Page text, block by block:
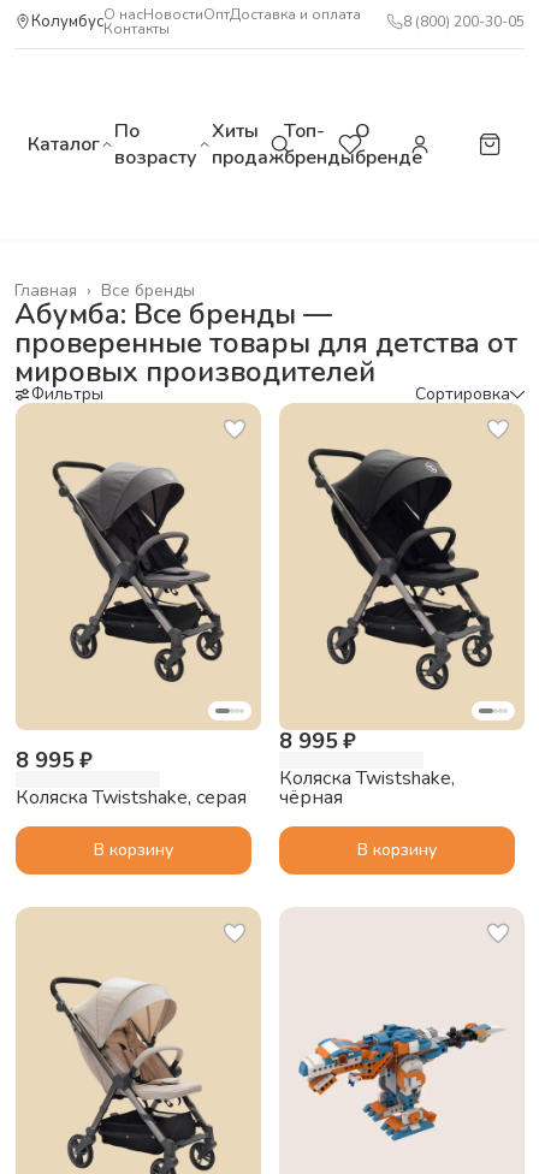
КолумбусО насНовостиОптДоставка и оплата
Контакты 8 (800) 200-30-05
Каталог По
возрасту
Хиты
продаж
Топ-
бренды
О
бренде
Все бренды
Главная ›
Абумба: Все бренды —
проверенные товары для детства от
мировых производителей
Фильтры Сортировка
8 995 ₽
Коляска Twistshake, серая
В корзину
8 995 ₽
Коляска Twistshake,
чёрная
В корзину